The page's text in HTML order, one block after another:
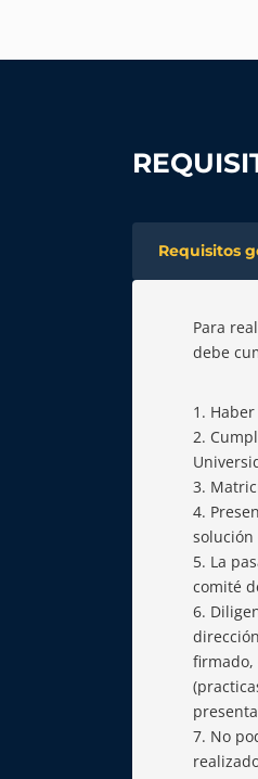
Requisitos
Para
debe
solución
La
comité
firmado,
No